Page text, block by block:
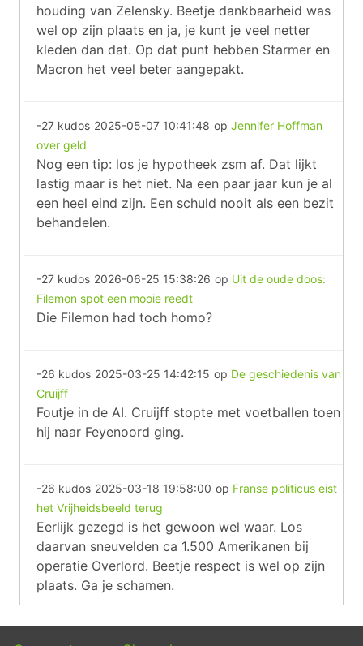
houding van Zelensky. Beetje dankbaarheid was
wel op zijn plaats en ja, je kunt je veel netter
kleden dan dat. Op dat punt hebben Starmer en
Macron het veel beter aangepakt.
-27 kudos 2025-05-07 10:41:48 op Jennifer Hoffman
over geld
Nog een tip: los je hypotheek zsm af. Dat lijkt
lastig maar is het niet. Na een paar jaar kun je al
een heel eind zijn. Een schuld nooit als een bezit
behandelen.
-27 kudos 2026-06-25 15:38:26 op Uit de oude doos:
Filemon spot een mooie reedt
Die Filemon had toch homo?
-26 kudos 2025-03-25 14:42:15 op De geschiedenis van
Cruijff
Foutje in de AI. Cruijff stopte met voetballen toen
hij naar Feyenoord ging.
-26 kudos 2025-03-18 19:58:00 op Franse politicus eist
het Vrijheidsbeeld terug
Eerlijk gezegd is het gewoon wel waar. Los
daarvan sneuvelden ca 1.500 Amerikanen bij
operatie Overlord. Beetje respect is wel op zijn
plaats. Ga je schamen.